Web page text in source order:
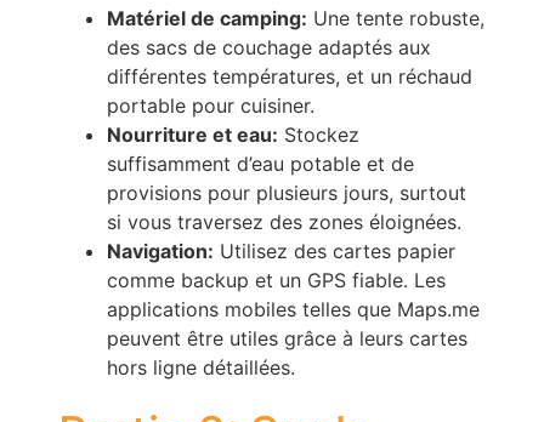
Matériel de camping: Une tente robuste,
des sacs de couchage adaptés aux
différentes températures, et un réchaud
portable pour cuisiner.
Nourriture et eau: Stockez
suffisamment d’eau potable et de
provisions pour plusieurs jours, surtout
si vous traversez des zones éloignées.
Navigation: Utilisez des cartes papier
comme backup et un GPS fiable. Les
applications mobiles telles que Maps.me
peuvent être utiles grâce à leurs cartes
hors ligne détaillées.